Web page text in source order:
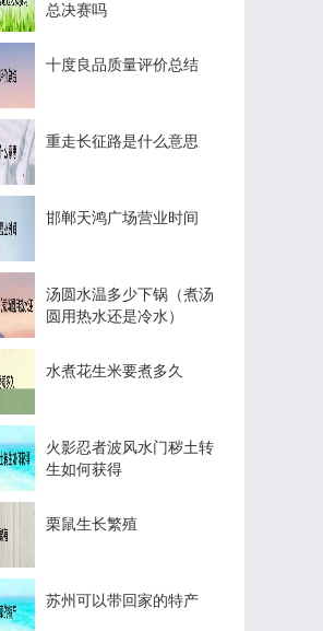
总决赛吗
十度良品质量评价总结
重走长征路是什么意思
邯郸天鸿广场营业时间
汤圆水温多少下锅（煮汤
圆用热水还是冷水）
水煮花生米要煮多久
火影忍者波风水门秽土转
生如何获得
栗鼠生长繁殖
苏州可以带回家的特产